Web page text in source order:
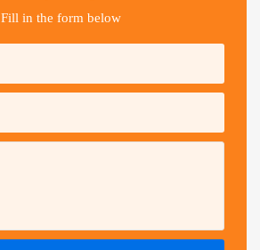
Fill in the form below